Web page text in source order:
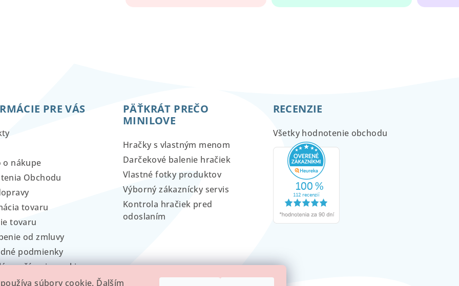
súbory cookie. Ďalším
PRE VÁS
o nákupe
Obchodu
tovaru
tovaru
od zmluvy
podmienky
používania cookies
PÄŤKRÁT PREČO
MINILOVE
Hračky s vlastným menom
Darčekové balenie hračiek
Vlastné fotky produktov
Výborný zákaznícky servis
Kontrola hračiek pred
odoslaním
RECENZIE
Všetky hodnotenie obchodu